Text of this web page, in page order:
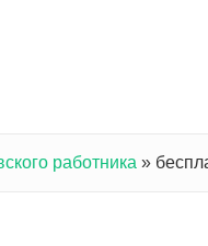
работника »